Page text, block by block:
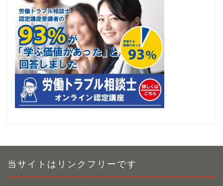
当サイトはリンクフリーです